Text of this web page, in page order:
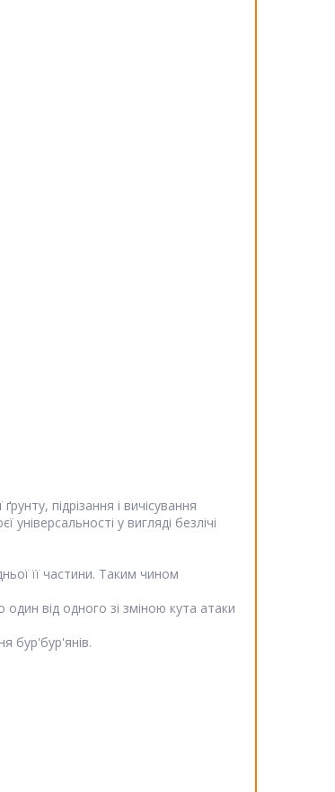
підрізання і вичісування
у вигляді безлічі
її частини. Таким чином
від одного зі зміною кута атаки
бур'бур'янів.